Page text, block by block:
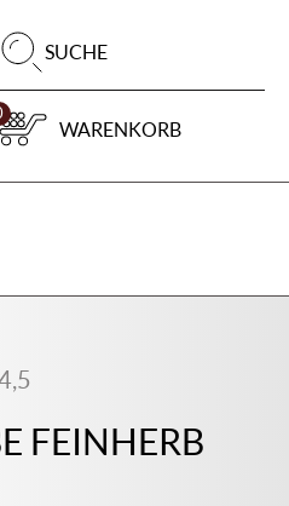
SUCHE
WARENKORB
FEINHERB